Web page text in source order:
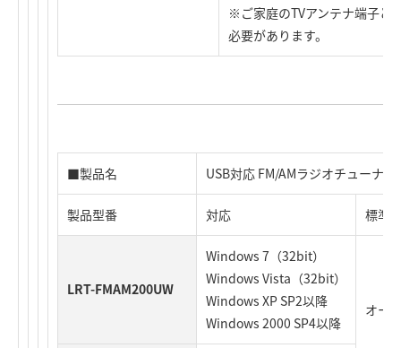
※ご家庭のTVアンテナ端子と
必要があります。
■製品名 USB対応 FM/AMラジオチューナー
製品型番 対応 標準
LRT-FMAM200UW
Windows 7（32bit）
Windows Vista（32bit）
Windows XP SP2以降
Windows 2000 SP4以降
オー